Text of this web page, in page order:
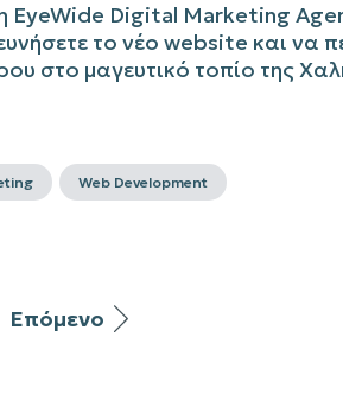
EyeWide Digital Marketing
το νέο website και να
στο μαγευτικό τοπίο της
Web Development
Επόμενο